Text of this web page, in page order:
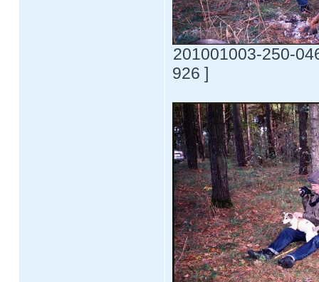
201001003-250-
926 ]